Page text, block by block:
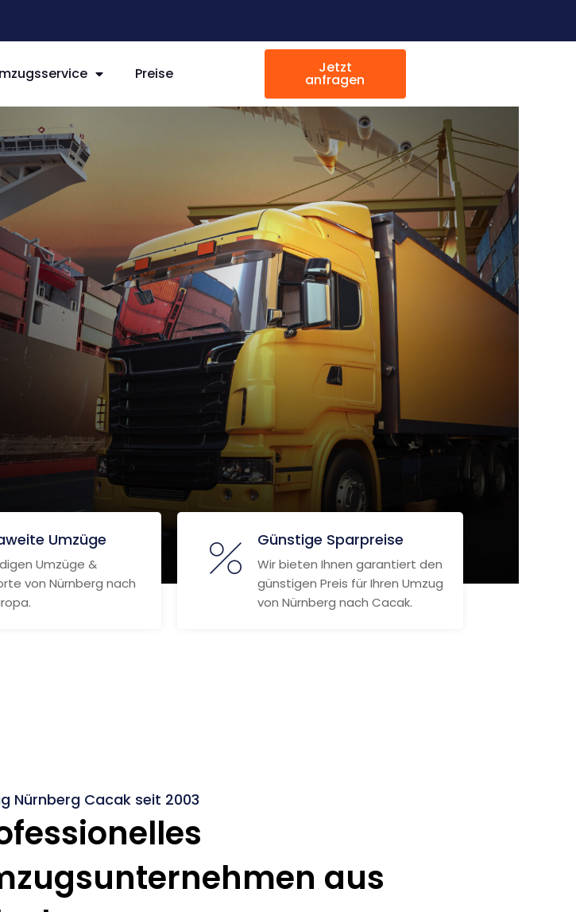
Preise Jetzt
anfragen
Umzüge
Umzüge &
von Nürnberg nach
Günstige Sparpreise
Wir bieten Ihnen garantiert den
günstigen Preis für Ihren Umzug
von Nürnberg nach Cacak.
Nürnberg Cacak seit 2003
aus